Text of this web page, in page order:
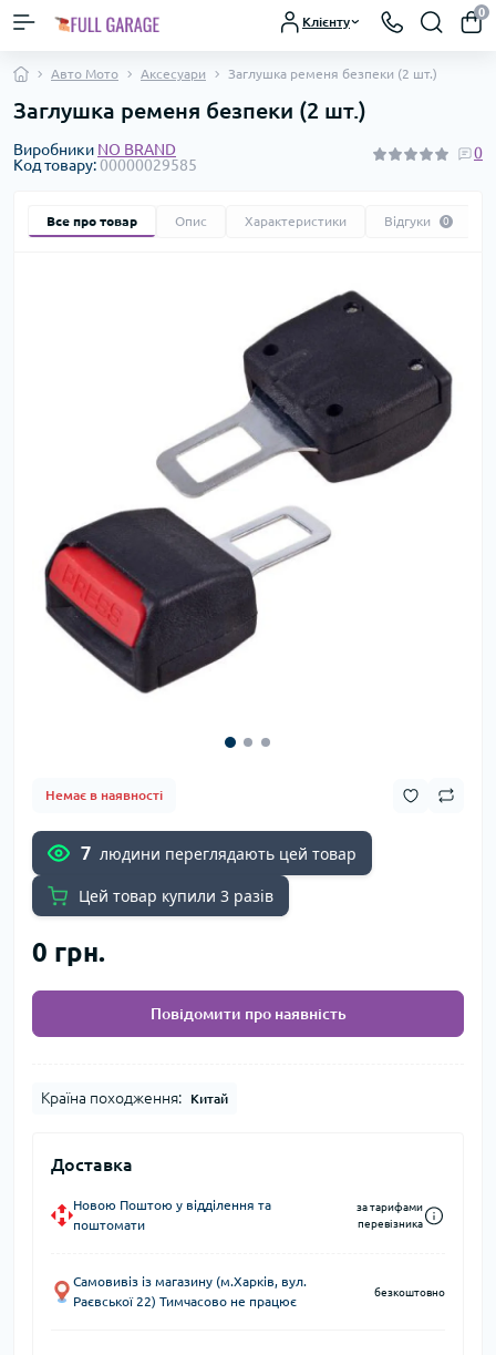
Клієнту
0
Авто Мото Аксесуари Заглушка ременя безпеки (2 шт.)
Заглушка ременя безпеки (2 шт.)
Виробники NO BRAND
Код товару:00000029585
0
Все про товар Опис Характеристики Відгуки 0
Немає в наявності
7 людини переглядають цей товар
Цей товар купили 3 разів
0 грн.
Повідомити про наявність
Країна походження: Китай
Доставка
Новою Поштою у відділення та
поштомати
за тарифами
перевізника
Самовивіз із магазину (м.Харків, вул.
Раєвської 22) Тимчасово не працює
безкоштовно